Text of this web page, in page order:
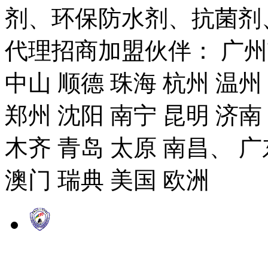
剂、环保防水剂、抗菌
代理招商加盟伙伴： 广
中山 顺德 珠海 杭州 温
郑州 沈阳 南宁 昆明 济
木齐 青岛 太原 南昌、
澳门 瑞典 美国 欧洲